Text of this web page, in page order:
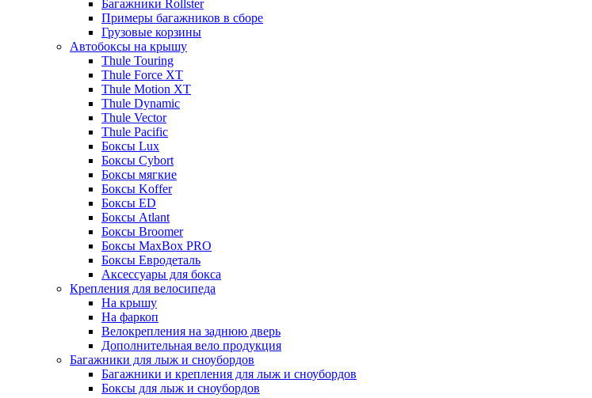
Багажники Rollster
Примеры багажников в сборе
Грузовые корзины
Автобоксы на крышу
Thule Touring
Thule Force XT
Thule Motion XT
Thule Dynamic
Thule Vector
Thule Pacific
Боксы Lux
Боксы Cybort
Боксы мягкие
Боксы Koffer
Боксы ED
Боксы Atlant
Боксы Broomer
Боксы MaxBox PRO
Боксы Евродеталь
Аксессуары для бокса
Крепления для велосипеда
На крышу
На фаркоп
Велокрепления на заднюю дверь
Дополнительная вело продукция
Багажники для лыж и сноубордов
Багажники и крепления для лыж и сноубордов
Боксы для лыж и сноубордов